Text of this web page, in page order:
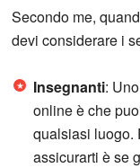
Secondo me,
devi considerare i
Insegnanti:
online è che
qualsiasi luogo.
assicurarti è se